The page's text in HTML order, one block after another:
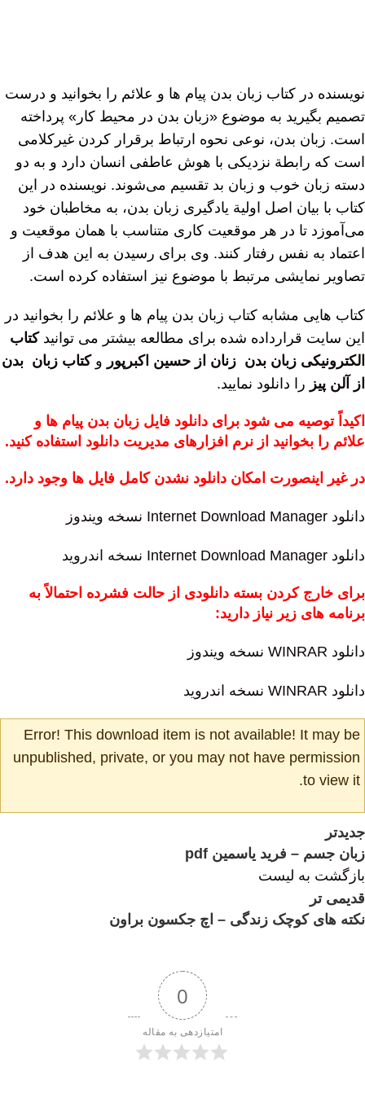
نویسنده در کتاب زبان بدن پیام ها و علائم را بخوانید و درست
تصمیم بگیرید به موضوع «زبان بدن در محیط کار» پرداخته
است. زبان بدن، نوعی نحوه ارتباط برقرار کردن غیرکلامی
است که رابطة نزدیکی با هوش عاطفی انسان دارد و به دو
دسته زبان خوب و زبان بد تقسیم می‌شوند. نویسنده در این
کتاب با بیان اصل اولیة یادگیری زبان بدن، به مخاطبان خود
می‌آموزد تا در هر موقعیت کاری متناسب با همان موقعیت و
اعتماد به نفس رفتار کنند. وی برای رسیدن به این هدف از
تصاویر نمایشی مرتبط با موضوع نیز استفاده کرده است.
کتاب هایی مشابه کتاب زبان بدن پیام ها و علائم را بخوانید در
این سایت قرارداده شده برای مطالعه بیشتر می توانیدکتاب
الکترونیکی زبان بدن زنان از حسین اکبرپور وکتاب زبان بدن
از آلن پیز را دانلود نمایید.
اکیداً توصیه می شود برای دانلود فایل زبان بدن پیام ها و
علائم را بخوانید از نرم افزارهای مدیریت دانلود استفاده کنید.
در غیر اینصورت امکان دانلود نشدن کامل فایل ها وجود دارد.
دانلود Internet Download Manager نسخه ویندوز
دانلود Internet Download Manager نسخه اندروید
برای خارج کردن بسته دانلودی از حالت فشرده احتمالاً به
برنامه های زیر نیاز دارید:
دانلود WINRAR نسخه ویندوز
دانلود WINRAR نسخه اندروید
Error! This download item is not available! It may be
unpublished, private, or you may not have permission
to view it.
جدیدتر
زبان جسم – فرید یاسمین pdf
بازگشت به لیست
قدیمی تر
نکته های کوچک زندگی – اچ جکسون براون
0
امتیازدهی به مقاله